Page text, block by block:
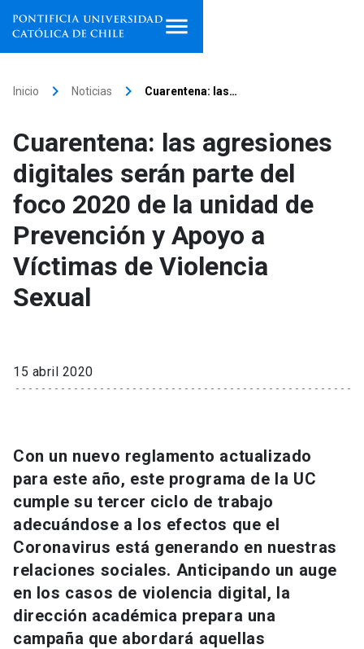
Facultades, escuelas e
institutos
Investigación
Internacionalización launch
Extensión
Universidad
Futuros estudiantes
Estudiantes
Académicos
Personal
Alumni launch
Go to english site launch
ACCESOS DIRECTOS
Admisión launch
Mi Cuenta UC launch
Mi Portal UC launch
Inicio keyboard_arrow_right Noticias keyboard_arrow_right Cuarentena: las…
Cuarentena: las agresiones
digitales serán parte del
foco 2020 de la unidad de
Prevención y Apoyo a
Víctimas de Violencia
Sexual
15 abril 2020
Con un nuevo reglamento actualizado
para este año, este programa de la UC
cumple su tercer ciclo de trabajo
adecuándose a los efectos que el
Coronavirus está generando en nuestras
relaciones sociales. Anticipando un auge
en los casos de violencia digital, la
dirección académica prepara una
campaña que abordará aquellas